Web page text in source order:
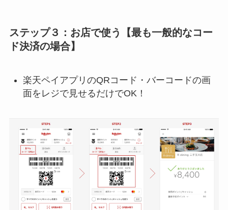
ステップ３：お店で使う【最も一般的なコー
ド決済の場合】
楽天ペイアプリのQRコード・バーコードの画
面をレジで見せるだけでOK！